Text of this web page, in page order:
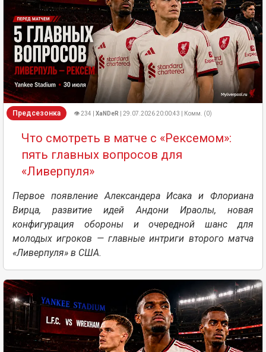
Предсезонка 👁 234 | XaNDeR | 29.07.2026 20:00:43 | Комм. (0)
Что смотреть в матче с «Рексемом»:
пять главных вопросов для
«Ливерпуля»
Первое появление Александера Исака и Флориана
Вирца, развитие идей Андони Ираолы, новая
конфигурация обороны и очередной шанс для
молодых игроков — главные интриги второго матча
«Ливерпуля» в США.